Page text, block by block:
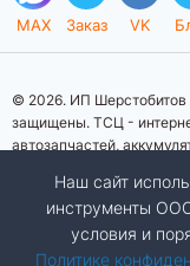
MAX Заказ VK
© 2026. ИП Шерстобитов
защищены. ТСЦ -
автозапчастей,
информационный
стоимости,
условиях не является
Статьи 437 (2)
Наш сайт
инструменты
условия и
Политике